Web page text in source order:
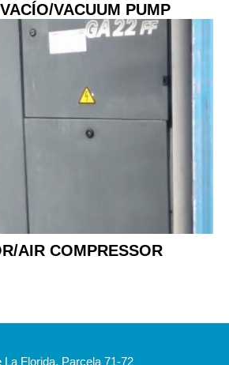
VACUUM PUMP
AIR COMPRESSOR
La Florida, Parcela 71-72